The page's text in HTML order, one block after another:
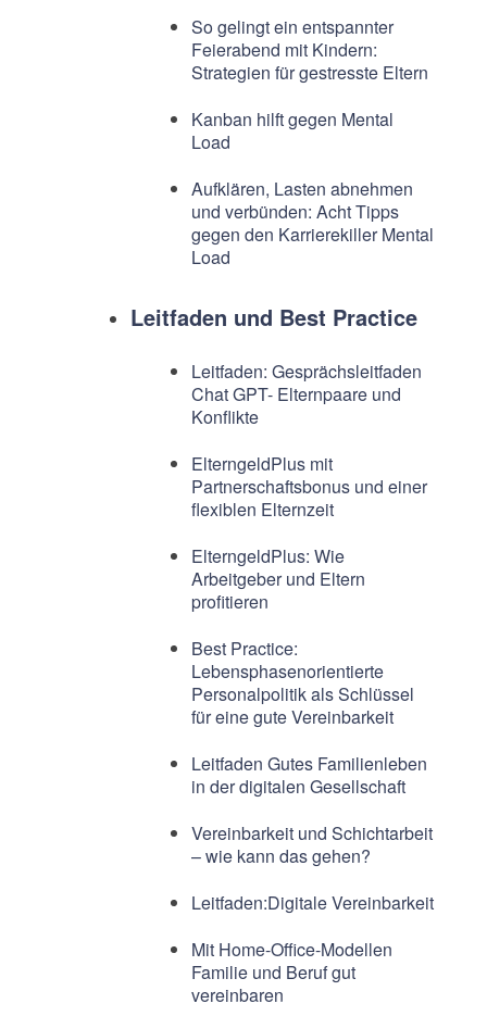
So gelingt ein entspannter
Feierabend mit Kindern:
Strategien für gestresste Eltern
Kanban hilft gegen Mental
Load
Aufklären, Lasten abnehmen
und verbünden: Acht Tipps
gegen den Karrierekiller Mental
Load
Leitfaden und Best Practice
Leitfaden: Gesprächsleitfaden
Chat GPT- Elternpaare und
Konflikte
ElterngeldPlus mit
Partnerschaftsbonus und einer
flexiblen Elternzeit
ElterngeldPlus: Wie
Arbeitgeber und Eltern
profitieren
Best Practice:
Lebensphasenorientierte
Personalpolitik als Schlüssel
für eine gute Vereinbarkeit
Leitfaden Gutes Familienleben
in der digitalen Gesellschaft
Vereinbarkeit und Schichtarbeit
– wie kann das gehen?
Leitfaden:Digitale Vereinbarkeit
Mit Home-Office-Modellen
Familie und Beruf gut
vereinbaren